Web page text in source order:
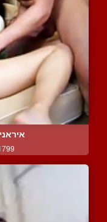
איראנית בת
11799